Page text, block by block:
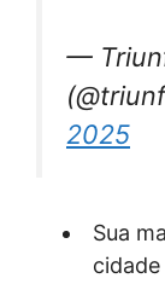
—
2025
Sua